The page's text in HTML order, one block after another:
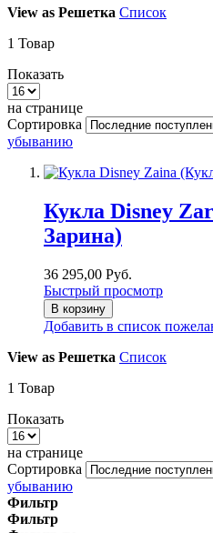
View as Решетка Список
1 Товар
Показать
на странице
Сортировка
убыванию
Кукла Disney
Зарина)
36 295,00 Руб.
Быстрый просмотр
В корзину
Добавить в список
View as Решетка Список
1 Товар
Показать
на странице
Сортировка
убыванию
Фильтр
Фильтр